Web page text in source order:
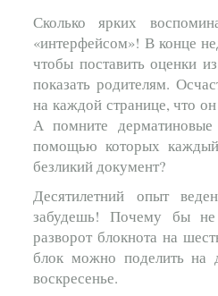
Сколько ярких
«интерфейсом»! В конце
чтобы поставить оценки
показать родителям.
на каждой странице, что
А помните
помощью которых каждый
безликий документ?
Десятилетний опыт
забудешь! Почему бы не
разворот блокнота на
блок можно поделить на
воскресенье.